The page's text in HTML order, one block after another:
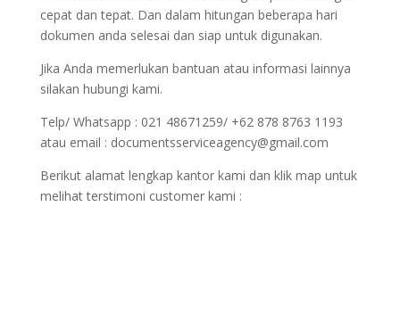
cepat dan tepat. Dan dalam hitungan beberapa hari
dokumen anda selesai dan siap untuk digunakan.
Jika Anda memerlukan bantuan atau informasi lainnya
silakan hubungi kami.
Telp/ Whatsapp : 021 48671259/ +62 878 8763 1193
atau email : documentsserviceagency@gmail.com
Berikut alamat lengkap kantor kami dan klik map untuk
melihat terstimoni customer kami :